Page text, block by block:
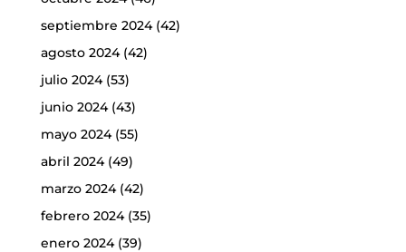
septiembre 2024(42)
agosto 2024(42)
julio 2024(53)
junio 2024(43)
mayo 2024(55)
abril 2024(49)
marzo 2024(42)
febrero 2024(35)
enero 2024(39)